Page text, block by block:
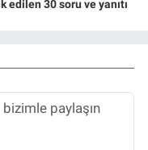
edilen 30 soru ve yanıtı